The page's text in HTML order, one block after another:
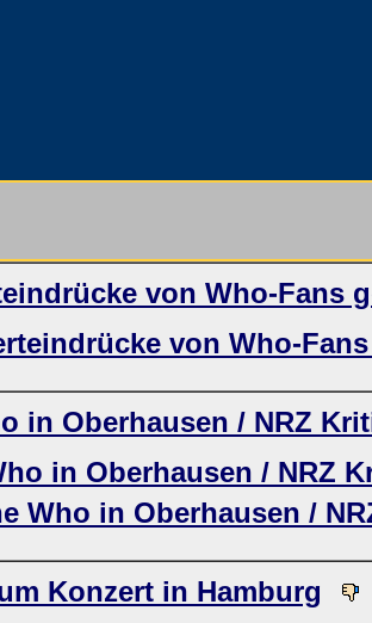
von Who-Fans
von Who-
in Oberhausen / NRZ
in Oberhausen / NRZ
Who in Oberhausen /
Konzert in Hamburg